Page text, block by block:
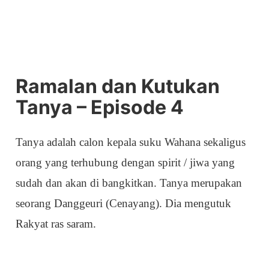
Ramalan dan Kutukan
Tanya – Episode 4
Tanya adalah calon kepala suku Wahana sekaligus
orang yang terhubung dengan spirit / jiwa yang
sudah dan akan di bangkitkan. Tanya merupakan
seorang Danggeuri (Cenayang). Dia mengutuk
Rakyat ras saram.